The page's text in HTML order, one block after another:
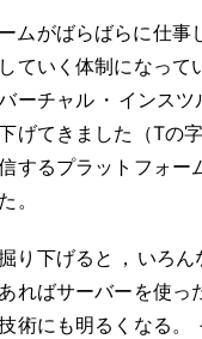
ムがばらばらに仕事
ていく体制になって
ーチャル ・ インスツ
げてきました（Tの字
するプラットフォー
。
り下げると ， いろん
ればサーバーを使っ
術にも明るくなる。